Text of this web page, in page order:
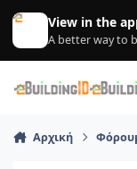
Skip to content
View in the
A better way to
Αρχική